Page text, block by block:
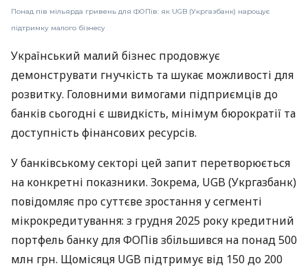
Понад пів мільярда гривень для ФОПів: як UGB (Укргазбанк) нарощує
підтримку малого бізнесу
Український малий бізнес продовжує
демонструвати гнучкість та шукає можливості для
розвитку. Головними вимогами підприємців до
банків сьогодні є швидкість, мінімум бюрократії та
доступність фінансових ресурсів.
У банківському секторі цей запит перетворюється
на конкретні показники. Зокрема, UGB (Укргазбанк)
повідомляє про суттєве зростання у сегменті
мікрокредитування: з грудня 2025 року кредитний
портфель банку для ФОПів збільшився на понад 500
млн грн. Щомісяця UGB підтримує від 150 до 200